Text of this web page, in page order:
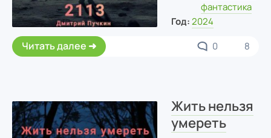
фантастика
Год: 2024
Читать далее 0 8
Жить нельзя
умереть